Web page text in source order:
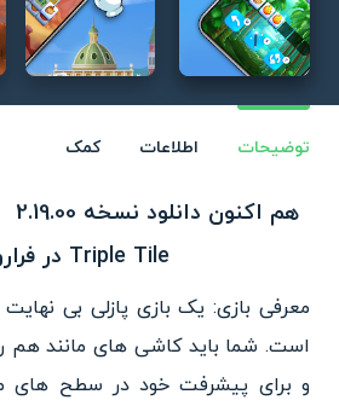
توضیحات اطلاعات کمک
Triple Tile در فراروید!
معرفی بازی: یک بازی پازلی بی
است. شما باید کاشی های مانند هم
و برای پیشرفت خود در سطح های